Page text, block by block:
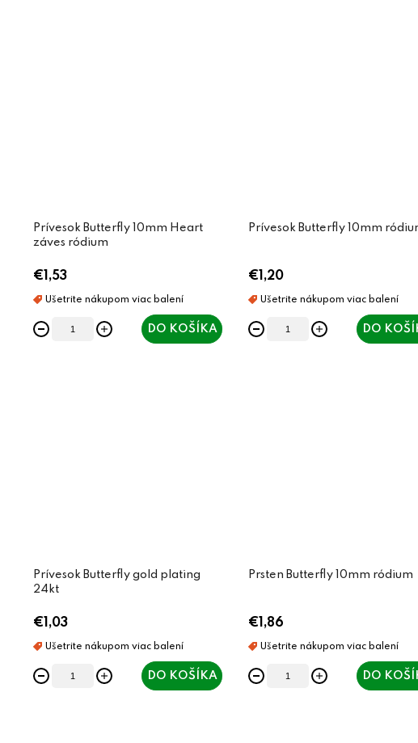
Prívesok Butterfly 10mm Heart
záves ródium
€1,53
DO KOŠÍKA
Prívesok Butterfly 10mm
€1,20
DO
Prívesok Butterfly gold plating
24kt
€1,03
DO KOŠÍKA
Prsten Butterfly 10mm ródium
€1,86
DO